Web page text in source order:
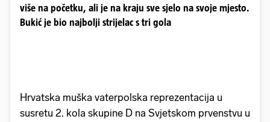
više na početku, ali je na kraju sve sjelo na svoje mjesto.
Bukić je bio najbolji strijelac s tri gola
Hrvatska muška vaterpolska reprezentacija u
susretu 2. kola skupine D na Svjetskom prvenstvu u